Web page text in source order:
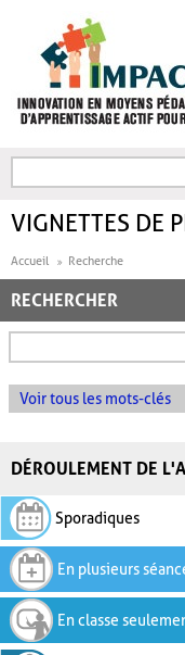
FORMULAIRE DE
VIGNETTES DE
Accueil Recherche
RECHERCHER
Voir tous les mots-clés
DÉROULEMENT DE
Sporadiques
En plusieurs
En classe